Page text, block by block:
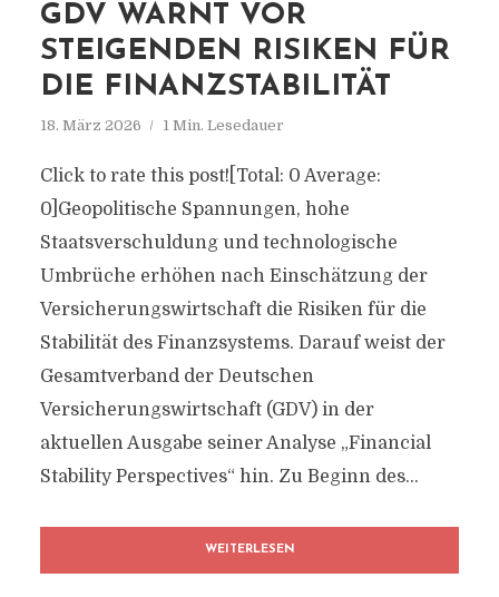
GDV WARNT VOR
STEIGENDEN RISIKEN FÜR
DIE FINANZSTABILITÄT
18. März 2026 1 Min. Lesedauer
Click to rate this post![Total: 0 Average:
0]Geopolitische Spannungen, hohe
Staatsverschuldung und technologische
Umbrüche erhöhen nach Einschätzung der
Versicherungswirtschaft die Risiken für die
Stabilität des Finanzsystems. Darauf weist der
Gesamtverband der Deutschen
Versicherungswirtschaft (GDV) in der
aktuellen Ausgabe seiner Analyse „Financial
Stability Perspectives“ hin. Zu Beginn des...
WEITERLESEN